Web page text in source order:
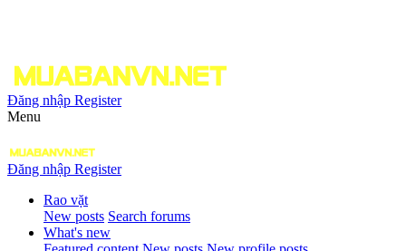
Đăng nhập Register
Menu
Đăng nhập Register
Rao vặt
New posts Search forums
What's new